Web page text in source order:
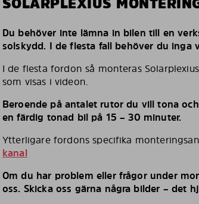
Du behöver inte lämna in bilen till en
solskydd. I de flesta fall behöver du inga
I de flesta fordon så monteras
som visas i videon.
Beroende på antalet rutor du vill tona
en färdig tonad bil på 15 – 30 minuter.
Ytterligare fordons specifika
kanal
Om du har problem eller frågor under
oss. Skicka oss gärna några bilder – det